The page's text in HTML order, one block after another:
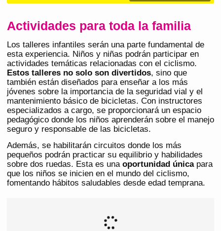
Actividades para toda la familia
Los talleres infantiles serán una parte fundamental de
esta experiencia. Niños y niñas podrán participar en
actividades temáticas relacionadas con el ciclismo.
Estos talleres no solo son divertidos, sino que
también están diseñados para enseñar a los más
jóvenes sobre la importancia de la seguridad vial y el
mantenimiento básico de bicicletas. Con instructores
especializados a cargo, se proporcionará un espacio
pedagógico donde los niños aprenderán sobre el manejo
seguro y responsable de las bicicletas.
Además, se habilitarán circuitos donde los más
pequeños podrán practicar su equilibrio y habilidades
sobre dos ruedas. Esta es una oportunidad únicapara
que los niños se inicien en el mundo del ciclismo,
fomentando hábitos saludables desde edad temprana.